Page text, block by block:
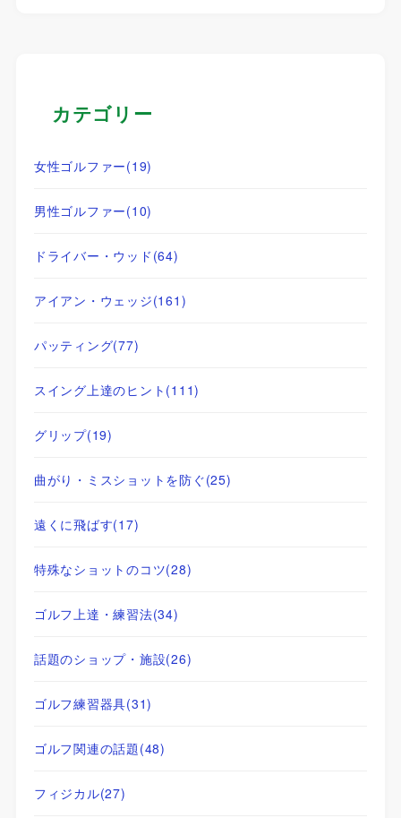
カテゴリー
女性ゴルファー(19)
男性ゴルファー(10)
ドライバー・ウッド (64)
アイアン・ウェッジ(161)
パッティング(77)
スイング上達のヒント (111)
グリップ(19)
曲がり・ミスショットを防ぐ(25)
遠くに飛ばす(17)
特殊なショットのコツ(28)
ゴルフ上達・練習法(34)
話題のショップ・施設(26)
ゴルフ練習器具(31)
ゴルフ関連の話題(48)
フィジカル(27)